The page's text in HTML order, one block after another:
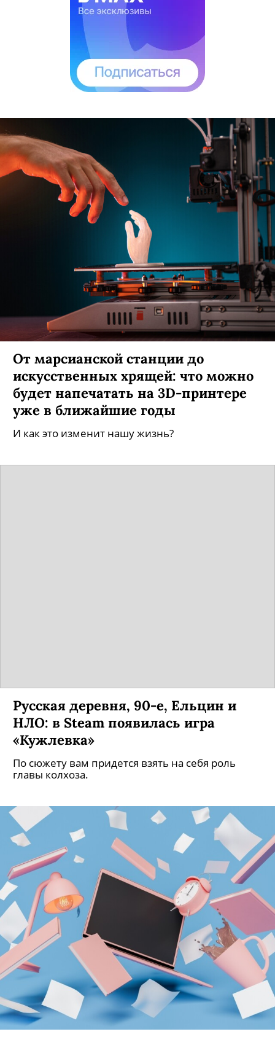
От марсианской станции до
искусственных хрящей: что можно
будет напечатать на 3D-принтере
уже в ближайшие годы
И как это изменит нашу жизнь?
Русская деревня, 90-е, Ельцин и
НЛО: в Steam появилась игра
«Кужлевка»
По сюжету вам придется взять на себя роль
главы колхоза.